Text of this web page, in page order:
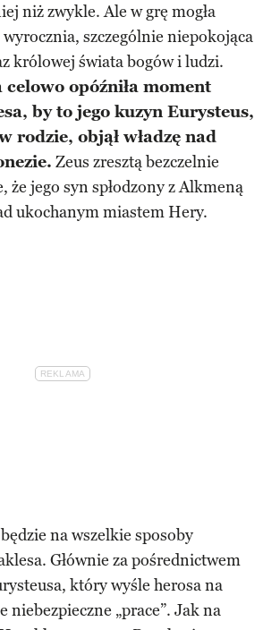
niż zwykle. Ale w grę mogła
szczególnie niepokojąca
królowej świata bogów i ludzi.
opóźniła moment
by to jego kuzyn Eurysteus,
rodzie, objął władzę nad
Zeus zresztą bezczelnie
że jego syn spłodzony z Alkmeną
ukochanym miastem Hery.
na wszelkie sposoby
Głównie za pośrednictwem
który wyśle herosa na
„prace”. Jak na